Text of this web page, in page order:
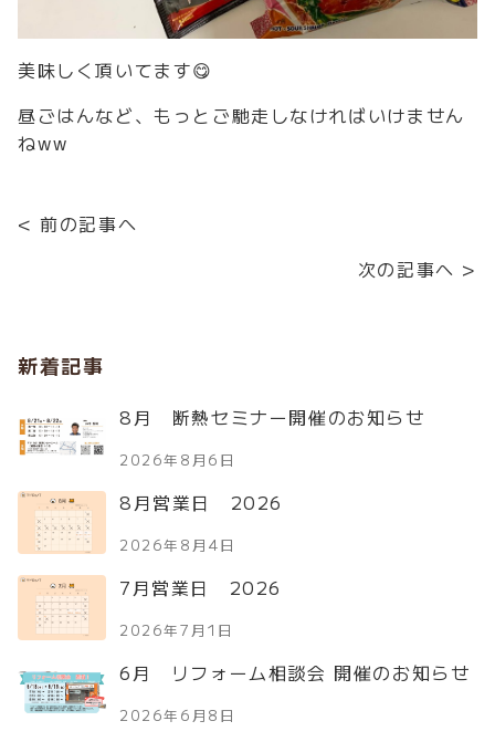
美味しく頂いてます😋
昼ごはんなど、もっとご馳走しなければいけません
ねww
< 前の記事へ
次の記事へ >
新着記事
8月 断熱セミナー開催のお知らせ
2026年8月6日
8月営業日 2026
2026年8月4日
7月営業日 2026
2026年7月1日
6月 リフォーム相談会 開催のお知らせ
2026年6月8日